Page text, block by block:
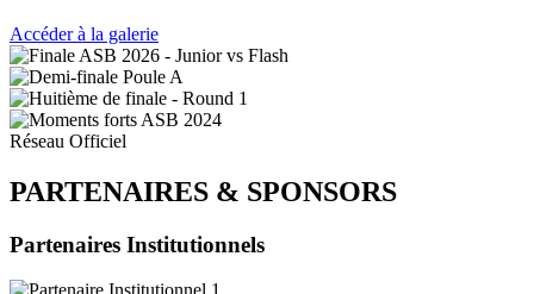
Accéder à la galerie
Réseau Officiel
PARTENAIRES & SPONSORS
Partenaires Institutionnels